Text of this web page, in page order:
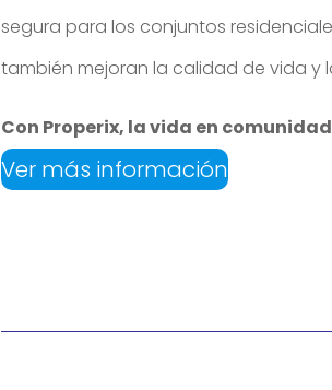
segura para los conjuntos
también mejoran la calidad de vida y
Con Properix, la vida en
Ver más información